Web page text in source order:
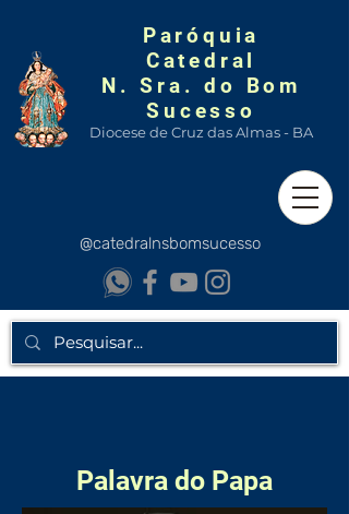
Paróquia
Catedral
N. Sra. do Bom
Sucesso
Diocese de Cruz das Almas - BA
@catedralnsbomsucesso
Palavra do Papa